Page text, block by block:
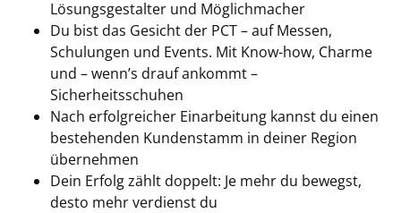
Lösungsgestalter und Möglichmacher
Du bist das Gesicht der PCT – auf Messen,
Schulungen und Events. Mit Know-how, Charme
und – wenn’s drauf ankommt –
Sicherheitsschuhen
Nach erfolgreicher Einarbeitung kannst du einen
bestehenden Kundenstamm in deiner Region
übernehmen
Dein Erfolg zählt doppelt: Je mehr du bewegst,
desto mehr verdienst du